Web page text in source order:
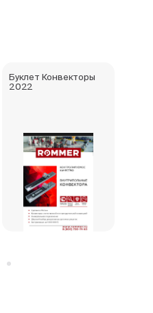
Буклет Конвекторы
2022